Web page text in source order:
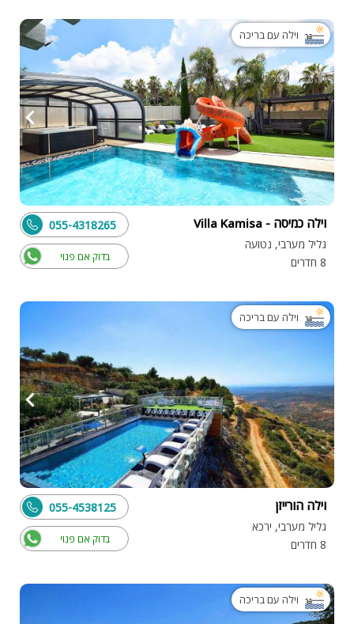
וילה עם בריכה
וילה כמיסה - Villa Kamisa
גליל מערבי, נטועה
8 חדרים
בדוק אם פנוי
055-4318265
וילה עם בריכה
וילה הורייזן
גליל מערבי, ירכא
8 חדרים
בדוק אם פנוי
055-4538125
וילה עם בריכה